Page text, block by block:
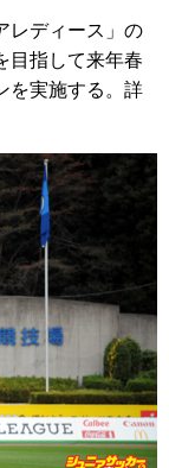
レディース」の
目指して来年春
を実施する。詳